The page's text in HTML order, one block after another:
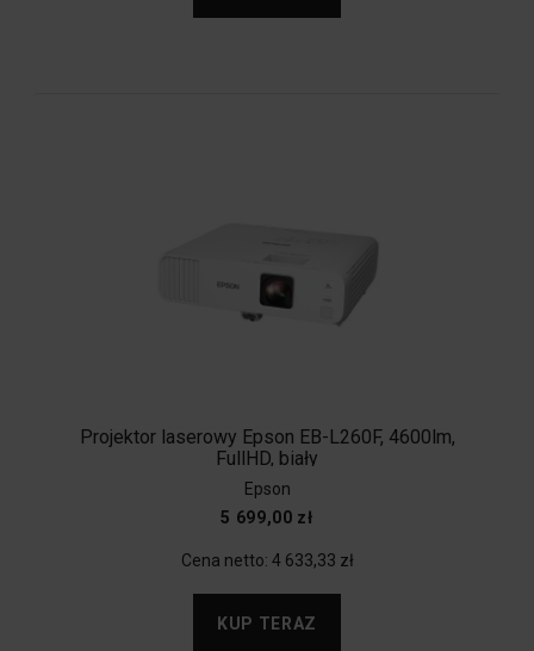
Projektor laserowy Epson EB-L260F, 4600lm,
FullHD, biały
Epson
5 699,00 zł
Cena netto: 4 633,33 zł
KUP TERAZ